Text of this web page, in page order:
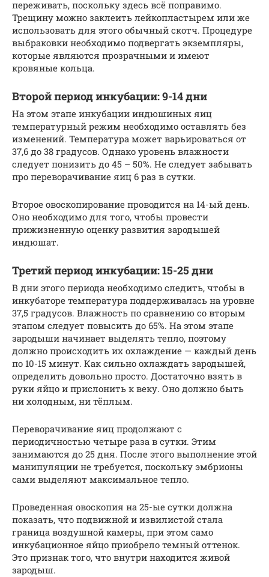
переживать, поскольку здесь всё поправимо.
Трещину можно заклеить лейкопластырем или же
использовать для этого обычный скотч. Процедуре
выбраковки необходимо подвергать экземпляры,
которые являются прозрачными и имеют
кровяные кольца.
Второй период инкубации: 9-14 дни
На этом этапе инкубации индюшиных яиц
температурный режим необходимо оставлять без
изменений. Температура может варьироваться от
37,6 до 38 градусов. Однако уровень влажности
следует понизить до 45 – 50%. Не следует забывать
про переворачивание яиц 6 раз в сутки.
Второе овоскопирование проводится на 14-ый день.
Оно необходимо для того, чтобы провести
прижизненную оценку развития зародышей
индюшат.
Третий период инкубации: 15-25 дни
В дни этого периода необходимо следить, чтобы в
инкубаторе температура поддерживалась на уровне
37,5 градусов. Влажность по сравнению со вторым
этапом следует повысить до 65%. На этом этапе
зародыши начинает выделять тепло, поэтому
должно происходить их охлаждение — каждый день
по 10-15 минут. Как сильно охлаждать зародышей,
определить довольно просто. Достаточно взять в
руки яйцо и прислонить к веку. Оно должно быть
ни холодным, ни тёплым.
Переворачивание яиц продолжают с
периодичностью четыре раза в сутки. Этим
занимаются до 25 дня. После этого выполнение этой
манипуляции не требуется, поскольку эмбрионы
сами выделяют максимальное тепло.
Проведенная овоскопия на 25-ые сутки должна
показать, что подвижной и извилистой стала
граница воздушной камеры, при этом само
инкубационное яйцо приобрело темный оттенок.
Это признак того, что внутри находится живой
зародыш.